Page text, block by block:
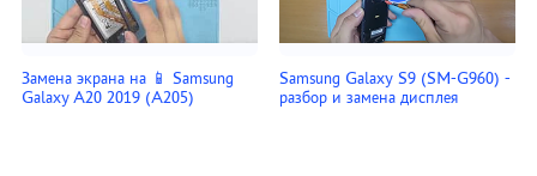
Замена экрана на 📱 Samsung
Galaxy A20 2019 (A205)
Samsung Galaxy S9 (SM-G960) -
разбор и замена дисплея